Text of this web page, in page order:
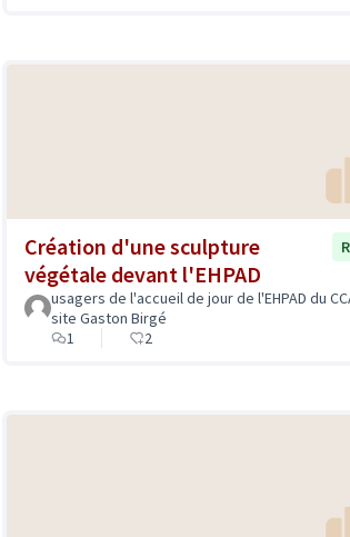
Création d'une sculpture
végétale devant l'EHPAD
usagers de l'accueil de jour de l'EHPAD du
site Gaston Birgé
1
2